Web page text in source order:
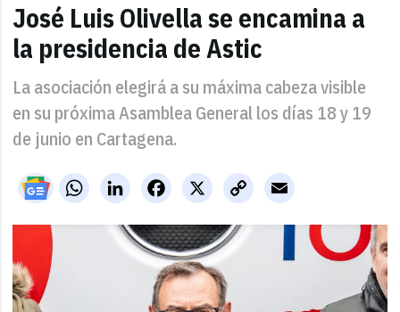
José Luis Olivella se encamina a
la presidencia de Astic
La asociación elegirá a su máxima cabeza visible
en su próxima Asamblea General los días 18 y 19
de junio en Cartagena.
WhatsAppLinkedIn X
Facebook
Copy
Link
Email